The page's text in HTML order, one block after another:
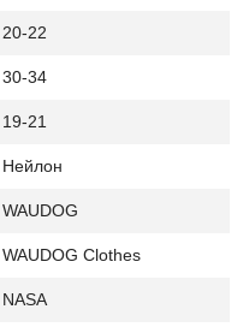
20-22
30-34
19-21
Нейлон
WAUDOG
WAUDOG Clothes
NASA